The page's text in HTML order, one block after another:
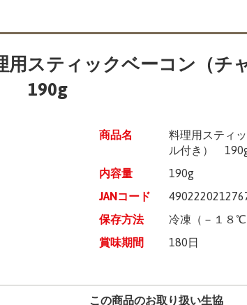
用スティックベーコン（チ
190g
商品名
料理用スティ
ル付き）
内容量
190g
JANコード
保存方法
冷凍（－１８℃
賞味期間
180日
この商品のお取り扱い生協